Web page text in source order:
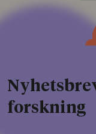
forskning